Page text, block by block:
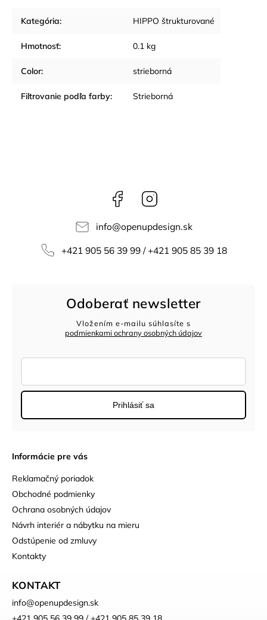
Kategória: HIPPO štrukturované
Hmotnosť: 0.1 kg
Color: strieborná
Filtrovanie podľa farby: Strieborná
Facebook
info@openupdesign.sk
+421 905 56 39 99 / +421 905 85 39 18
Informácie pre vás
Reklamačný poriadok
Obchodné podmienky
Ochrana osobných údajov
Návrh interiér a nábytku na mieru
Odstúpenie od zmluvy
Kontakty
KONTAKT
info@openupdesign.sk
Odoberať newsletter
Vložením e-mailu súhlasíte s
podmienkami ochrany osobných údajov
Prihlásiť sa